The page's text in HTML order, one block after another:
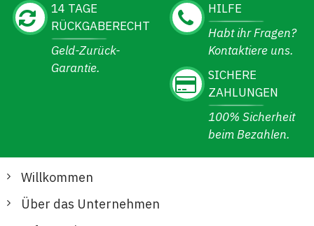
14 TAGE
RÜCKGABERECHT
Geld-Zurück-
Garantie.
HILFE
Habt ihr Fragen?
Kontaktiere uns.
SICHERE
ZAHLUNGEN
100% Sicherheit
beim Bezahlen.
Willkommen
Über das Unternehmen